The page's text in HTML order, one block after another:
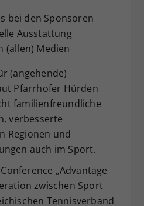
bei den Sponsoren
Ausstattung
(allen) Medien
(angehende)
Pfarrhofer Hürden
familienfreundliche
verbesserte
Regionen und
auch im Sport.
„Advantage
zwischen Sport
Tennisverband